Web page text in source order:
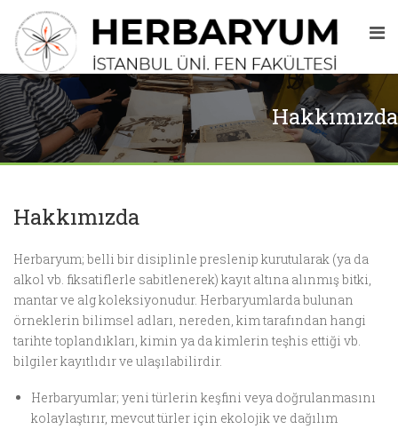
Hakkımızda
Hakkımızda
Herbaryum; belli bir disiplinle preslenip kurutularak (ya da
alkol vb. fiksatiflerle sabitlenerek) kayıt altına alınmış bitki,
mantar ve alg koleksiyonudur. Herbaryumlarda bulunan
örneklerin bilimsel adları, nereden, kim tarafından hangi
tarihte toplandıkları, kimin ya da kimlerin teşhis ettiği vb.
bilgiler kayıtlıdır ve ulaşılabilirdir.
Herbaryumlar; yeni türlerin keşfini veya doğrulanmasını
kolaylaştırır, mevcut türler için ekolojik ve dağılım